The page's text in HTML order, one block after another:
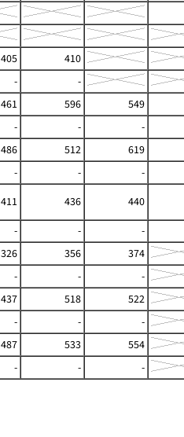
405
410
-
-
461 596 549
- - -
486 512 619
- - -
411 436 440
- - -
326 356
374
- -
-
437 518
522
- -
-
487 533
554
- - -